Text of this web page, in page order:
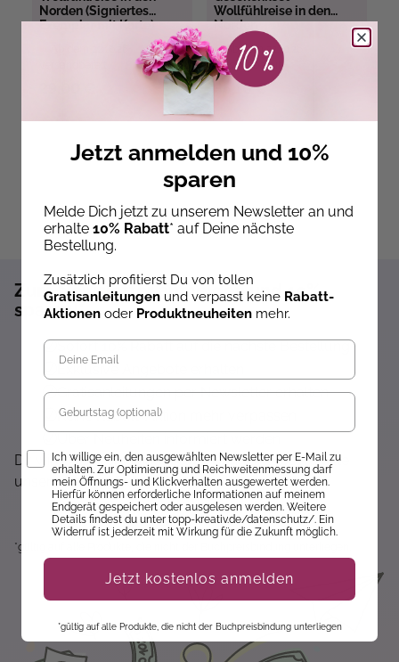
Norden (Signiertes
Exemplar mit Karte)
Wollfühlreise in den
Norden
Ab dem 22.10.26
versandbereit
86,10 €
Zum Newsletter anmelden und 10%
sparen!*
Gratisanleitungen per Newsletter erhalten
Keine Rabatt-Aktion mehr verpassen
Dir wird hier nichts angezeigt? Dann akzeptiere bitte
unsere Cookie-Richtlinien :)
*gültig auf alle Produkte, die nicht der Buchpreisbindung unterliegen.
Jetzt anmelden und 10%
sparen
Melde Dich jetzt zu unserem Newsletter an und
erhalte 10% Rabatt* auf Deine nächste
Bestellung.
Zusätzlich profitierst Du von tollen
Gratisanleitungen und verpasst keine Rabatt-
Aktionen oder Produktneuheiten mehr.
Geburtstag
Opt-InIch willige ein, den ausgewählten Newsletter per E-Mail zu
erhalten. Zur Optimierung und Reichweitenmessung darf
mein Öffnungs- und Klickverhalten ausgewertet werden.
Hierfür können erforderliche Informationen auf meinem
Endgerät gespeichert oder ausgelesen werden. Weitere
Details findest du unter topp-kreativ.de/datenschutz/. Ein
Widerruf ist jederzeit mit Wirkung für die Zukunft möglich.
Jetzt kostenlos anmelden
*gültig auf alle Produkte, die nicht der Buchpreisbindung unterliegen